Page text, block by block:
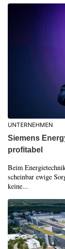
UNTERNEHMEN
Siemens
profitabel
Beim
scheinbar ewige
keine...